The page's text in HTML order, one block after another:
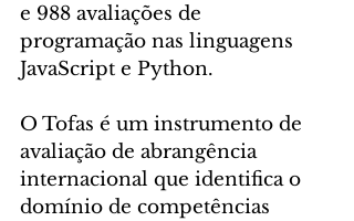
e 988 avaliações de
programação nas linguagens
JavaScript e Python.
O Tofas é um instrumento de
avaliação de abrangência
internacional que identifica o
domínio de competências